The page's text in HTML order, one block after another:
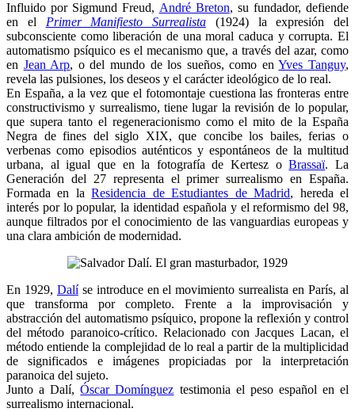
Influido por Sigmund Freud, André Breton, su fundador, defiende
en el Primer Manifiesto Surrealista
(1924) la expresión del
subconsciente como liberación de una moral caduca y corrupta. El
automatismo psíquico es el mecanismo que, a través del azar, como
en Jean Arp, o del mundo de los sueños, como enYves Tanguy,
revela las pulsiones, los deseos y el carácter ideológico de lo real.
En España, a la vez que el fotomontaje cuestiona las fronteras entre
constructivismo y surrealismo, tiene lugar la revisión de lo popular,
que supera tanto el regeneracionismo como el mito de la España
Negra de fines del siglo XIX, que concibe los bailes, ferias o
verbenas como episodios auténticos y espontáneos de la multitud
urbana, al igual que en la fotografía de Kertesz oBrassaï. La
Generación del 27 representa el primer surrealismo en España.
Formada en laResidencia de Estudiantes de Madrid, hereda el
interés por lo popular, la identidad española y el reformismo del 98,
aunque filtrados por el conocimiento de las vanguardias europeas y
una clara ambición de modernidad.
En 1929, Dalíse introduce en el movimiento surrealista en París, al
que transforma por completo. Frente a la improvisación y
abstracción del automatismo psíquico, propone la reflexión y control
del método paranoico-crítico. Relacionado con Jacques Lacan, el
método entiende la complejidad de lo real a partir de la multiplicidad
de significados e imágenes propiciadas por la interpretación
paranoica del sujeto.
Junto a Dalí,Óscar Domínguez testimonia el peso español en el
surrealismo internacional.